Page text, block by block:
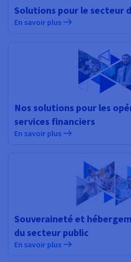
Solutions pour le secteur
En savoir plus
Nos solutions pour les
services financiers
En savoir plus
Souveraineté et
du secteur public
En savoir plus